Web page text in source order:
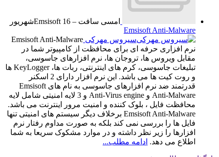
امسی سافت – Emsisoft 16
شهریور
Emsisoft Anti-Malware
سیروس مهرکی Emsisoft Anti-Malware
نرم افزاری حرفه ای برای محافظت از کامپیوتر شما در
مقابل ویروس ها، تروجان ها، نرم افزارهای جاسوسی،
تبلیغات جاسوسی، کرم های اینترنتی، ربات ها، KeyLogger ها
و روت کیت ها می باشد. این نرم افزار دارای 2 اسکنر
قدرتمند ضد نرم افزارهای جاسوسی به نام های Emsisoft
Anti-Malware و Anti-Virus engine و 3 لایه امنیتی شامل لایه
محافظت فایل ، بلوک کننده و امنیت مرور اینترنت می باشد.
Emsisoft Anti-Malware برخلاف دیگر سیستم های امنیتی تنها
فایل ها را بررسی نمی کند بلکه به صورت مداوم رفتار نرم
افزارها را زیر نظر داشته و در موارد مشکوک سریعا به شما
اطلاع می دهد. ادامه مطلب...